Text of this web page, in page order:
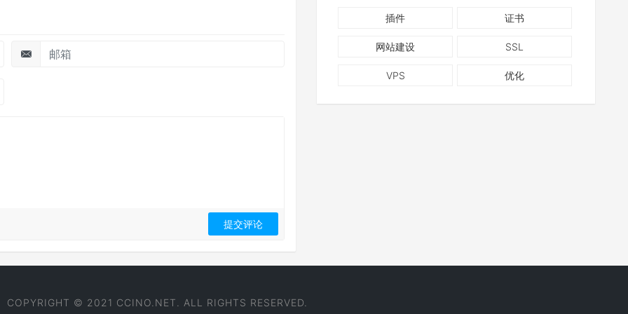
插件 证书
网站建设 SSL
VPS 优化
COPYRIGHT © 2021 CCINO.NET. ALL RIGHTS RESERVED.